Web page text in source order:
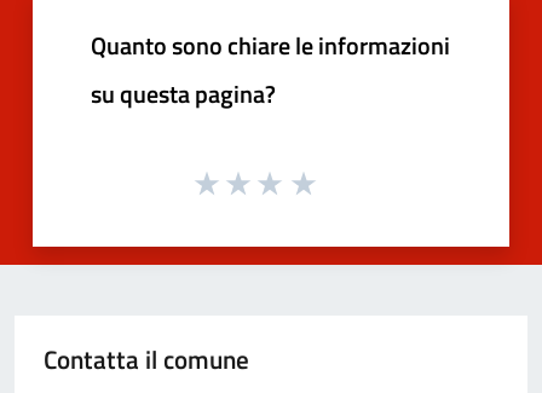
Quanto sono chiare le informazioni
su questa pagina?
Contatta il comune